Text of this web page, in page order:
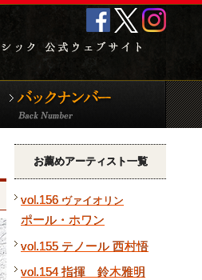
新譜CD＆DVD バッ
お薦めアーティスト一覧
vol.156 ヴァイオリン
ポール・ホワン
vol.155 テノール 西村悟
vol.154 指揮 鈴木雅明